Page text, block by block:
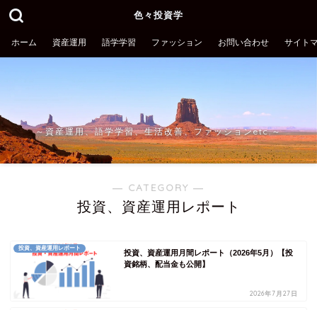
色々投資学
ホーム 資産運用 語学学習 ファッション お問い合わせ サイト
～資産運用、語学学習、生活改善、ファッションetc.～
― CATEGORY ―
投資、資産運用レポート
投資、資産運用レポート
投資、資産運用月間レポート（2026年5月）【投
資銘柄、配当金も公開】
2026年7月27日